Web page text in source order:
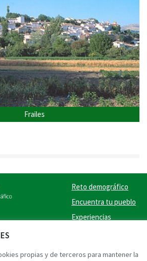
propias y de terceros para mantener la
Frailes
Reto demográfico
Encuentra tu pueblo
Experiencias
Twitter
Facebook